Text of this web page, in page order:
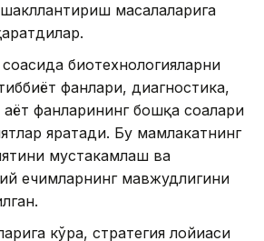
масалаларига
биотехнологияларни
фанлари, диагностика,
фанларининг бошқа соҳалари
яратади. Бу мамлакатнинг
мустаҳкамлаш ва
ечимларнинг мавжудлигини
кўра, стратегия лойиҳаси